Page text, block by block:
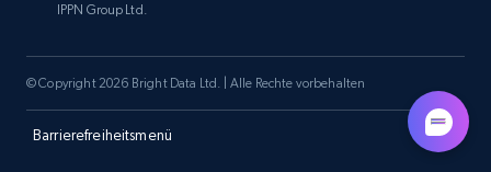
IPPN Group Ltd.
Barrierefreiheitsmenü
© Copyright 2026 Bright Data Ltd. | Alle Rechte vorbehalten